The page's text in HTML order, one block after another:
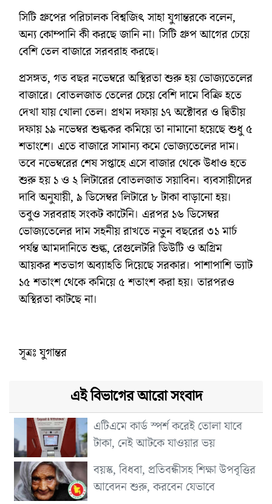
সিটি গ্রুপের পরিচালক বিশ্বজিৎ সাহা যুগান্তরকে বলেন,
অন্য কোম্পানি কী করছে জানি না। সিটি গ্রুপ আগের চেয়ে
বেশি তেল বাজারে সরবরাহ করছে।
প্রসঙ্গত, গত বছর নভেম্বরে অস্থিরতা শুরু হয় ভোজ্যতেলের
বাজারে। বোতলজাত তেলের চেয়ে বেশি দামে বিক্রি হতে
দেখা যায় খোলা তেল। প্রথম দফায় ১৭ অক্টোবর ও দ্বিতীয়
দফায় ১৯ নভেম্বর শুল্ককর কমিয়ে তা নামানো হয়েছে শুধু ৫
শতাংশে। এতে বাজারে সামান্য কমে ভোজ্যতেলের দাম।
তবে নভেম্বরের শেষ সপ্তাহে এসে বাজার থেকে উধাও হতে
শুরু হয় ১ ও ২ লিটারের বোতলজাত সয়াবিন। ব্যবসায়ীদের
দাবি অনুযায়ী, ৯ ডিসেম্বর লিটারে ৮ টাকা বাড়ানো হয়।
তবুও সরবরাহ সংকট কাটেনি। এরপর ১৬ ডিসেম্বর
ভোজ্যতেলের দাম সহনীয় রাখতে নতুন বছরের ৩১ মার্চ
পর্যন্ত আমদানিতে শুল্ক, রেগুলেটরি ডিউটি ও অগ্রিম
আয়কর শতভাগ অব্যাহতি দিয়েছে সরকার। পাশাপাশি ভ্যাট
১৫ শতাংশ থেকে কমিয়ে ৫ শতাংশ করা হয়। তারপরও
অস্থিরতা কাটছে না।
সূত্রঃ যুগান্তর
এই বিভাগের আরো সংবাদ
এটিএমে কার্ড স্পর্শ করেই তোলা যাবে
টাকা, নেই আটকে যাওয়ার ভয়
বয়স্ক, বিধবা, প্রতিবন্ধীসহ শিক্ষা উপবৃত্তির
আবেদন শুরু, করবেন যেভাবে